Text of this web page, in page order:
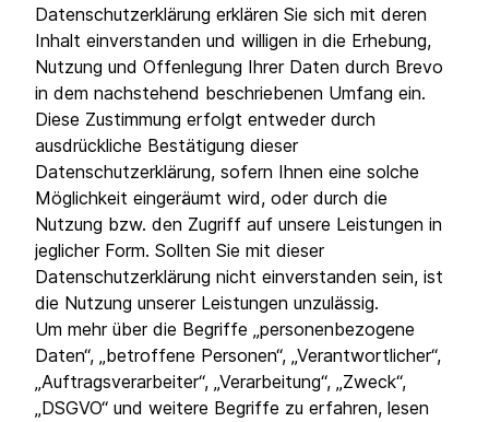
Datenschutzerklärung erklären Sie sich mit deren
Inhalt einverstanden und willigen in die Erhebung,
Nutzung und Offenlegung Ihrer Daten durch Brevo
in dem nachstehend beschriebenen Umfang ein.
Diese Zustimmung erfolgt entweder durch
ausdrückliche Bestätigung dieser
Datenschutzerklärung, sofern Ihnen eine solche
Möglichkeit eingeräumt wird, oder durch die
Nutzung bzw. den Zugriff auf unsere Leistungen in
jeglicher Form. Sollten Sie mit dieser
Datenschutzerklärung nicht einverstanden sein, ist
die Nutzung unserer Leistungen unzulässig.
Um mehr über die Begriffe „personenbezogene
Daten“, „betroffene Personen“, „Verantwortlicher“,
„Auftragsverarbeiter“, „Verarbeitung“, „Zweck“,
„DSGVO“ und weitere Begriffe zu erfahren, lesen